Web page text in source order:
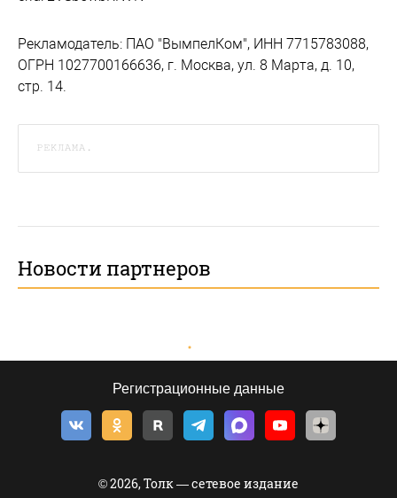
Рекламодатель: ПАО "ВымпелКом", ИНН 7715783088,
ОГРН 1027700166636, г. Москва, ул. 8 Марта, д. 10,
стр. 14.
РЕКЛАМА.
Новости партнеров
Регистрационные данные
© 2026, Толк — сетевое издание